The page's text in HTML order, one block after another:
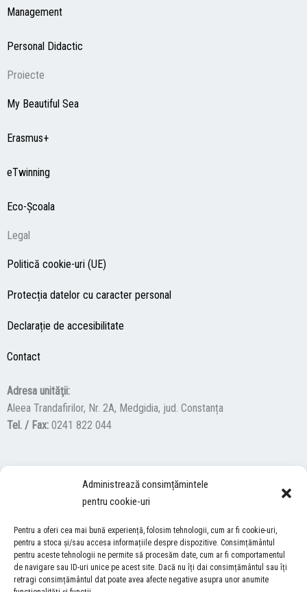
Administrează consimțămintele
pentru cookie-uri
Pentru a oferi cea mai bună experiență, folosim tehnologii, cum ar fi cookie-uri,
pentru a stoca și/sau accesa informațiile despre dispozitive. Consimțământul
pentru aceste tehnologii ne permite să procesăm date, cum ar fi comportamentul
de navigare sau ID-uri unice pe acest site. Dacă nu îți dai consimțământul sau îți
retragi consimțământul dat poate avea afecte negative asupra unor anumite
Management
Personal Didactic
Proiecte
My Beautiful Sea
Erasmus+
eTwinning
Eco-Şcoala
Legal
Politică cookie-uri (UE)
Protecția datelor cu caracter personal
Declarație de accesibilitate
Contact
Adresa unităţii:
Aleea Trandafirilor, Nr. 2A, Medgidia, jud. Constanța
Tel. / Fax: 0241 822 044
a
c
e
b
o
o
o
t
u
b
e
n
t
a
g
r
Descărcați programul NonVisual Desktop Acces, care oferă
persoanelor cu dizabilități vizuale posibilitatea de a consulta site-ul
nostru. DESCARCĂ AICI